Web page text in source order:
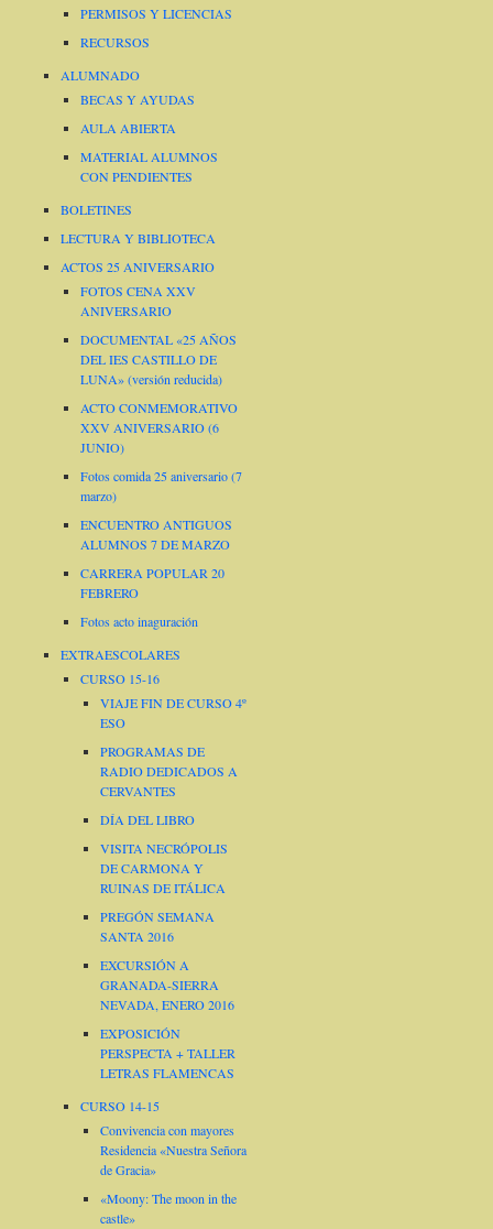
PERMISOS Y LICENCIAS
RECURSOS
ALUMNADO
BECAS Y AYUDAS
AULA ABIERTA
MATERIAL ALUMNOS
CON PENDIENTES
BOLETINES
LECTURA Y BIBLIOTECA
ACTOS 25 ANIVERSARIO
FOTOS CENA XXV
ANIVERSARIO
DOCUMENTAL «25 AÑOS
DEL IES CASTILLO DE
LUNA» (versión reducida)
ACTO CONMEMORATIVO
XXV ANIVERSARIO (6
JUNIO)
Fotos comida 25 aniversario (7
marzo)
ENCUENTRO ANTIGUOS
ALUMNOS 7 DE MARZO
CARRERA POPULAR 20
FEBRERO
Fotos acto inaguración
EXTRAESCOLARES
CURSO 15-16
VIAJE FIN DE CURSO 4º
ESO
PROGRAMAS DE
RADIO DEDICADOS A
CERVANTES
DÍA DEL LIBRO
VISITA NECRÓPOLIS
DE CARMONA Y
RUINAS DE ITÁLICA
PREGÓN SEMANA
SANTA 2016
EXCURSIÓN A
GRANADA-SIERRA
NEVADA, ENERO 2016
EXPOSICIÓN
PERSPECTA + TALLER
LETRAS FLAMENCAS
CURSO 14-15
Convivencia con mayores
Residencia «Nuestra Señora
de Gracia»
«Moony: The moon in the
castle»